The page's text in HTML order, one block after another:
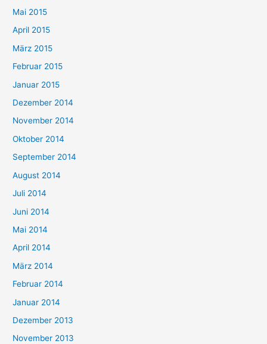
Mai 2015
April 2015
März 2015
Februar 2015
Januar 2015
Dezember 2014
November 2014
Oktober 2014
September 2014
August 2014
Juli 2014
Juni 2014
Mai 2014
April 2014
März 2014
Februar 2014
Januar 2014
Dezember 2013
November 2013